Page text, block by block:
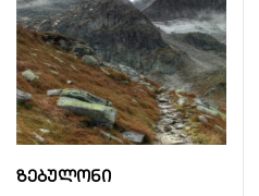
ზებულონი